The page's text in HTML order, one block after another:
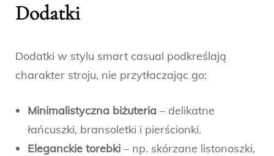
Dodatki
Dodatki w stylu smart casual podkreślają
charakter stroju, nie przytłaczając go:
Minimalistyczna biżuteria – delikatne
łańcuszki, bransoletki i pierścionki.
Eleganckie torebki – np. skórzane listonoszki,